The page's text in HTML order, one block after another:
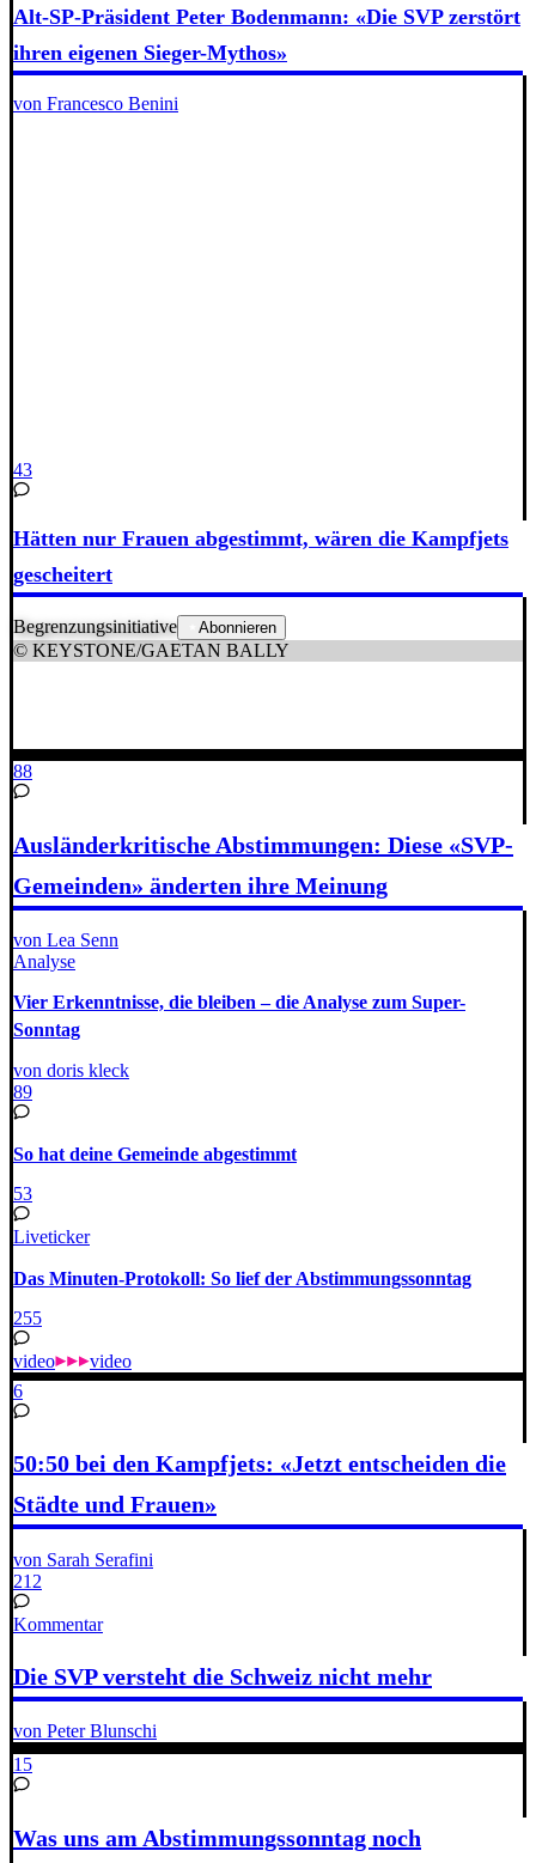
Alt-SP-Präsident Peter Bodenmann: «Die SVP zerstört
ihren eigenen Sieger-Mythos»
von Francesco Benini
43
Hätten nur Frauen abgestimmt, wären die Kampfjets
gescheitert
Begrenzungsinitiative Abonnieren
© KEYSTONE/GAETAN BALLY
88
Ausländerkritische Abstimmungen: Diese «SVP-
Gemeinden» änderten ihre Meinung
von Lea Senn
Analyse
Vier Erkenntnisse, die bleiben – die Analyse zum Super-
Sonntag
von doris kleck
89
So hat deine Gemeinde abgestimmt
53
Liveticker
Das Minuten-Protokoll: So lief der Abstimmungssonntag
255
video
video
6
50:50 bei den Kampfjets: «Jetzt entscheiden die
Städte und Frauen»
von Sarah Serafini
212
Kommentar
Die SVP versteht die Schweiz nicht mehr
von Peter Blunschi
15
Was uns am Abstimmungssonntag noch